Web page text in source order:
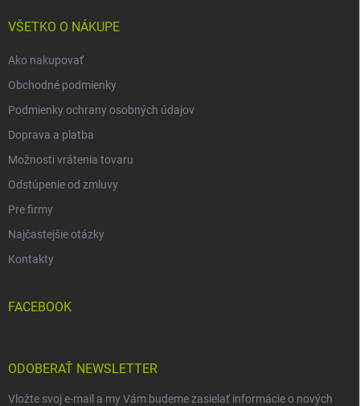
VŠETKO O NÁKUPE
Ako nakupovať
Obchodné podmienky
Podmienky ochrany osobných údajov
Doprava a platba
Možnosti vrátenia tovaru
Odstúpenie od zmluvy
Pre firmy
Najčastejšie otázky
Kontakty
FACEBOOK
ODOBERAŤ NEWSLETTER
Vložte svoj e-mail a my Vám budeme zasielať informácie o nových